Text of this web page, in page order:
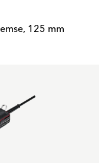
125 mm